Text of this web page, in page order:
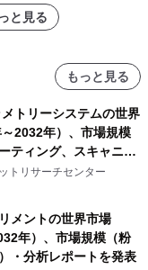
と見る
もっと見る
トリーシステムの世界
2032年）、市場規模
ティング、スキャニン
分析レポートを発表
トリサーチセンター
メントの世界市場
年）、市場規模（粉
・分析レポートを発表